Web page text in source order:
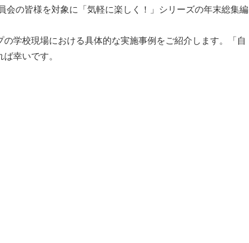
の皆様を対象に「気軽に楽しく！」シリーズの年末総集編
学校現場における具体的な実施事例をご紹介します。「自
幸いです。